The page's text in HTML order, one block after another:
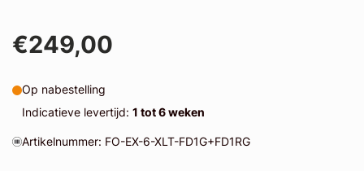
€249,00
Op nabestelling
Indicatieve levertijd: 1 tot 6 weken
Artikelnummer: FO-EX-6-XLT-FD1G+FD1RG